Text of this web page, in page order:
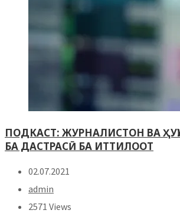
ПОДКАСТ: ЖУРНАЛИСТОН ВА
БА ДАСТРАСӢ БА ИТТИЛООТ
02.07.2021
admin
2571 Views